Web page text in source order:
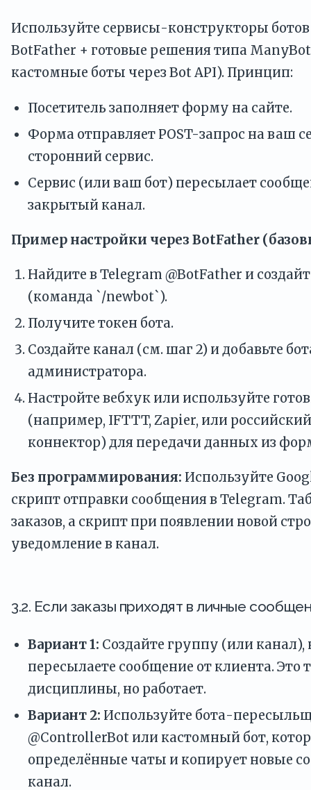
Используйте сервисы-конструкторы
BotFather + готовые решения типа
кастомные боты через Bot API). Принцип:
Посетитель заполняет форму на сайте.
Форма отправляет POST-запрос на ваш
сторонний сервис.
Сервис (или ваш бот) пересылает
закрытый канал.
Пример настройки через BotFather
Найдите в Telegram @BotFather и
(команда `/newbot`).
Получите токен бота.
Создайте канал (см. шаг 2) и добавьте
администратора.
Настройте вебхук или используйте
(например, IFTTT, Zapier, или
коннектор) для передачи данных из
Без программирования: Используйте
скрипт отправки сообщения в Telegram.
заказов, а скрипт при появлении новой
уведомление в канал.
3.2. Если заказы приходят в личные
Вариант 1: Создайте группу (или
пересылаете сообщение от клиента. Это
дисциплины, но работает.
Вариант 2: Используйте бота-
@ControllerBot или кастомный бот,
определённые чаты и копирует новые
канал.